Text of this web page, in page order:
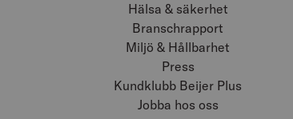
Hälsa & säkerhet
Branschrapport
Miljö & Hållbarhet
Press
Kundklubb Beijer Plus
Jobba hos oss